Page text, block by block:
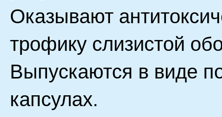
Оказывают
трофику слизистой
Выпускаются в виде
капсулах.